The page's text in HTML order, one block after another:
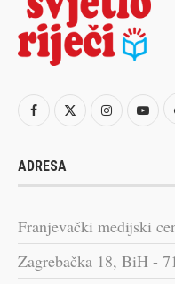
ADRESA
Franjevački medijski
Zagrebačka 18, BiH -